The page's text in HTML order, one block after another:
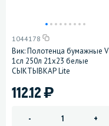
1044178
Вик: Полотенца бумажные V
1сл 250л 21х23 белые
СЫКТЫВКАР Lite
112.12)
- +